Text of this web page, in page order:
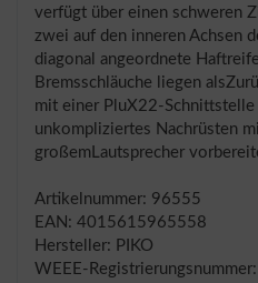
verfügt über einen schweren
zwei auf den inneren Achsen
diagonal angeordnete
Bremsschläuche liegen
mit einer PluX22-Schnittstelle
unkompliziertes Nachrüsten
großemLautsprecher
Artikelnummer: 96555
EAN: 4015615965558
Hersteller: PIKO
WEEE-